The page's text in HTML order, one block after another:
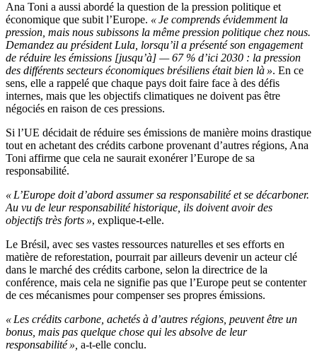
Ana Toni a aussi abordé la question de la pression politique et
économique que subit l’Europe. « Je comprends évidemment la
pression, mais nous subissons la même pression politique chez nous.
Demandez au président Lula, lorsqu’il a présenté son engagement
de réduire les émissions [jusqu’à] — 67 % d’ici 2030 : la pression
des différents secteurs économiques brésiliens était bien là ». En ce
sens, elle a rappelé que chaque pays doit faire face à des défis
internes, mais que les objectifs climatiques ne doivent pas être
négociés en raison de ces pressions.
Si l’UE décidait de réduire ses émissions de manière moins drastique
tout en achetant des crédits carbone provenant d’autres régions, Ana
Toni affirme que cela ne saurait exonérer l’Europe de sa
responsabilité.
« L’Europe doit d’abord assumer sa responsabilité et se décarboner.
Au vu de leur responsabilité historique, ils doivent avoir des
objectifs très forts », explique-t-elle.
Le Brésil, avec ses vastes ressources naturelles et ses efforts en
matière de reforestation, pourrait par ailleurs devenir un acteur clé
dans le marché des crédits carbone, selon la directrice de la
conférence, mais cela ne signifie pas que l’Europe peut se contenter
de ces mécanismes pour compenser ses propres émissions.
« Les crédits carbone, achetés à d’autres régions, peuvent être un
bonus, mais pas quelque chose qui les absolve de leur
responsabilité », a-t-elle conclu.